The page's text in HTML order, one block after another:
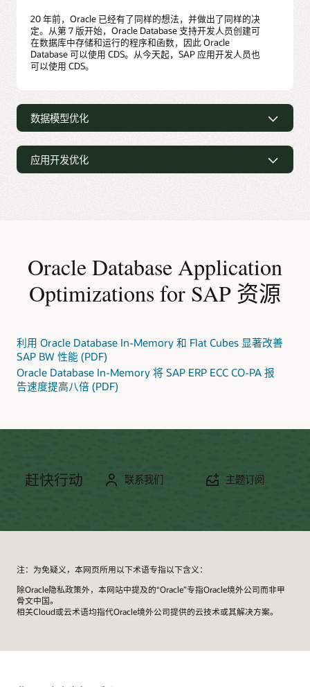
20 年前，Oracle 已经有了同样的想法，并做出了同样的决
定。从第 7 版开始，Oracle Database 支持开发人员创建可
在数据库中存储和运行的程序和函数，因此 Oracle
Database 可以使用 CDS。从今天起，SAP 应用开发人员也
可以使用 CDS。
数据模型优化
SAP BW: Flat InfoCubes
表，它们之间的关系是多层层次结构（“星形”或“雪花”模
式）。这种复杂的结构在执行查询或报告时需要进行许多
联接，会大大减慢内存数据库的速度。因此，SAP 为
HANA 上的 SAP BW 设计了一个更简单的新数据模型，并
将其命名为
经激活了 Oracle Database In-Memory，就可以实施该数
据模型，唯一的区别在于名称（
Flat Cubes）。
SAP OLTP Applications: Table Declustering
种复杂的值可以由 SAP Application Server 解释，但不能由
应用开发优化
CDS 视图可以通过 OData 公开。基于 CDS 公开 OData，然
后使用开发框架 SAP WEB IDE 创建 SAP Fiori 应用，这个
过程相当简单。有关详细信息，请参见 ABAP Core Data
Services on anyDB报告。
Oracle Database Application
Optimizations for SAP 资源
利用 Oracle Database In-Memory 和 Flat Cubes 显著改善
SAP BW 性能 (PDF)
Oracle Database In-Memory 将 SAP ERP ECC CO-PA 报
告速度提高八倍 (PDF)
赶快行动 联系我们 主题订阅
注：为免疑义，本网页所用以下术语专指以下含义：
除Oracle隐私政策外，本网站中提及的“Oracle”专指Oracle境外公司而非甲
骨文中国。
相关Cloud或云术语均指代Oracle境外公司提供的云技术或其解决方案。